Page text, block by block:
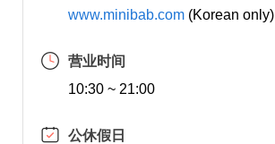
www.minibab.com(Korean only)
营业时间
10:30 ~ 21:00
公休假日